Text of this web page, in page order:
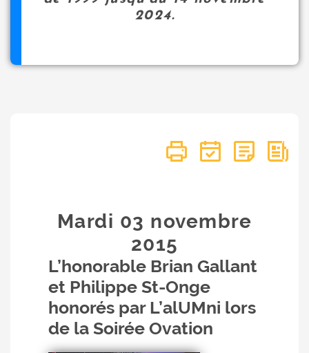
2024.
Mardi 03 novembre
2015
L’honorable Brian Gallant
et Philippe St-Onge
honorés par L’alUMni lors
de la Soirée Ovation